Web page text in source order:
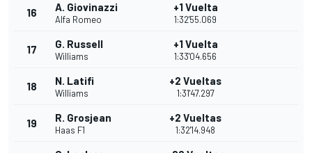
16 A. Giovinazzi
Alfa Romeo
+1 Vuelta
1:32'55.069
17 G. Russell
Williams
+1 Vuelta
1:33'04.656
18 N. Latifi
Williams
+2 Vueltas
1:31'47.297
19 R. Grosjean
Haas F1
+2 Vueltas
1:32'14.948